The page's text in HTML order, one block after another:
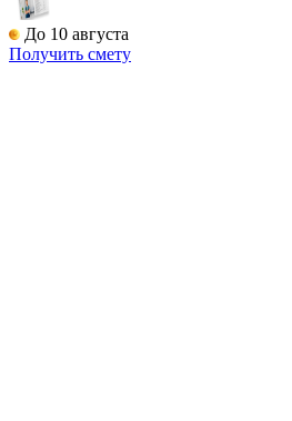
До 10 августа
Получить смету